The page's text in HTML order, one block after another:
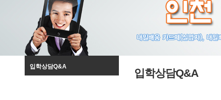
입학상담Q&A
입학상담Q&A